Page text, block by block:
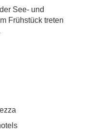
See- und
Frühstück treten